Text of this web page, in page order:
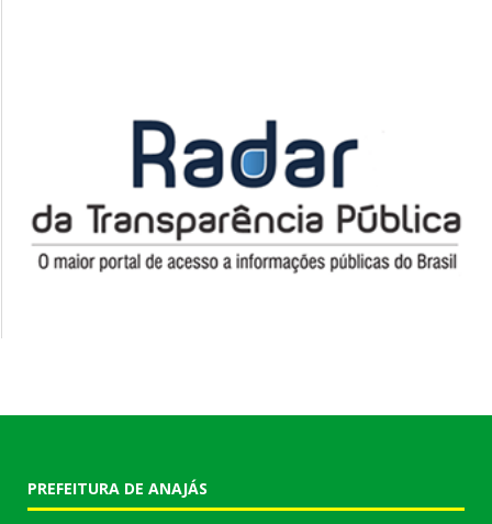
PREFEITURA DE ANAJÁS